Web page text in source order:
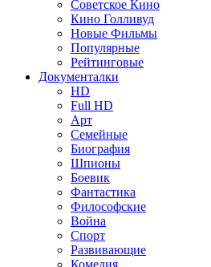
Советское Кино
Кино Голливуд
Новые Фильмы
Популярные
Рейтинговые
Документалки
HD
Full HD
Арт
Семейные
Биография
Шпионы
Боевик
Фантастика
Философские
Война
Спорт
Развивающие
Комедия